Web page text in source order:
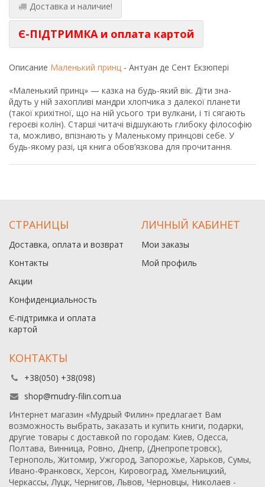
Доставка и наличие!
Є-ПІДТРИМКА и оплата картой
Описание Маленький принц - Антуан де Сент Екзюпері
«Маленький принц» — казка на будь-який вік. Діти зна-
йдуть у ній захопливі мандри хлопчика з далекої планети
(такої крихітної, що на ній усього три вулкани, і ті сягають
героєві колін). Старші читачі відшукають глибоку філософію
та, можливо, впізнають у Маленькому принцові себе. У
будь-якому разі, ця книга обов’язкова для прочитання.
СТРАНИЦЫ
Доставка, оплата и возврат
Контакты
Акции
Конфиденциальность
Є-підтримка и оплата
картой
ЛИЧНЫЙ КАБИНЕТ
Мои заказы
Мой профиль
КОНТАКТЫ
+38(050) +38(098)
shop@mudry-filin.com.ua
Интернет магазин «Мудрый Филин» предлагает Вам
возможность выбрать, заказать и купить книги, подарки,
другие товары с доставкой по городам: Киев, Одесса,
Полтава, Винница, Ровно, Днепр, (Днепропетровск),
Тернополь, Житомир, Ужгород, Запорожье, Харьков, Сумы,
Ивано-Франковск, Херсон, Кировоград, Хмельницкий,
Черкассы, Луцк, Чернигов, Львов, Черновцы, Николаев -